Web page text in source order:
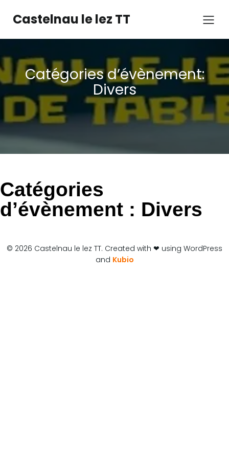
Castelnau le lez TT
Catégories d’évènement:
Divers
Catégories
d’évènement : Divers
© 2026 Castelnau le lez TT. Created with ❤ using WordPress
and Kubio